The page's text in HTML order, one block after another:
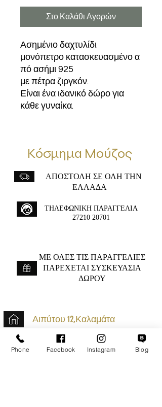
Στο Καλάθι Αγορών
Ασημένιο δαχτυλίδι
μονόπετρο κατασκευασμένο α
πό ασήμι 925
με πέτρα ζιργκόν.
Είναι ένα ιδανικό δώρο για
κάθε γυναίκα.
Κόσμημα Μούζος
ΑΠΟΣΤΟΛΗ ΣΕ ΟΛΗ ΤΗΝ
ΕΛΛΑΔΑ
ΤΗΛΕΦΩΝΙΚΗ ΠΑΡΑΓΓΕΛΙΑ
27210 20701
ME ΟΛΕΣ ΤΙΣ ΠΑΡΑΓΓΕΛΙΕΣ
ΠΑΡΕΧΕΤΑΙ ΣΥΣΚΕΥΑΣΙΑ
ΔΩΡΟΥ
Αιπύτου 12,Καλαμάτα
+30 2721020701
k.mouzos.wix@gmail.com
Phone Facebook Instagram Blog